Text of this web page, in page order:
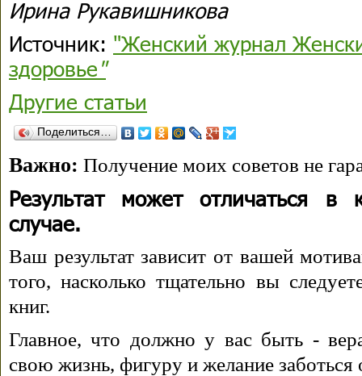
Ирина Рукавишникова
Источник: "Женский журнал
здоровье"
Другие статьи
Поделиться…
Важно: Получение моих советов не
Результат может отличаться в
случае.
Ваш результат зависит от вашей
того, насколько тщательно вы
книг.
Главное, что должно у вас быть -
свою жизнь, фигуру и желание заботься